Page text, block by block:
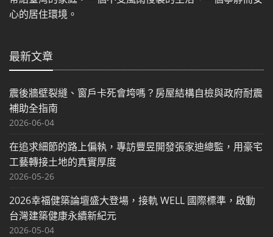
心的居住環境。
最新文章
震後牆壁裂縫、窗戶卡死會垮嗎？房屋結構自檢與政府耐震
補助全指南
2026-06-04
在追求細節的路上偏執，專訪豐昱開發張家迪總監，用豪宅
工藝轉接土地的真實厚度
2026-05-26
2026幸福健築論壇盛大登場，接軌 WELL 國際標準，啟動
台灣建築健康永續新紀元
2026-05-04